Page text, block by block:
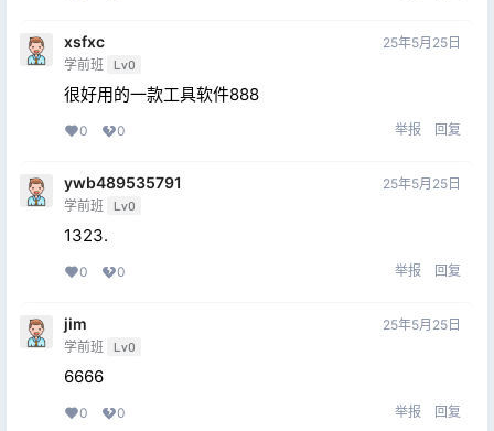
xsfxc
学前班 Lv0
25年5月25日
很好用的一款工具软件888
0 0 举报 回复
ywb489535791
学前班 Lv0
25年5月25日
1323.
0 0 举报 回复
jim
学前班 Lv0
25年5月25日
6666
0 0 举报 回复